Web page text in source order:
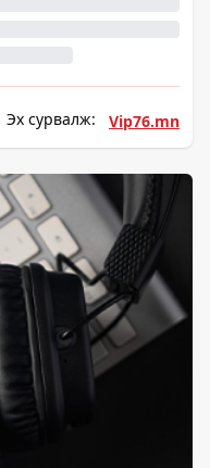
Эх сурвалж: Vip76.mn